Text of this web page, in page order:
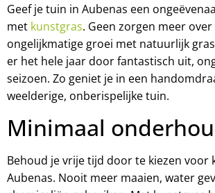
Geef je tuin in Aubenas een
met kunstgras. Geen zorgen meer
ongelijkmatige groei met natuurlijk
er het hele jaar door fantastisch uit,
seizoen. Zo geniet je in een
weelderige, onberispelijke tuin.
Minimaal
Behoud je vrije tijd door te kiezen voor
Aubenas. Nooit meer maaien, water